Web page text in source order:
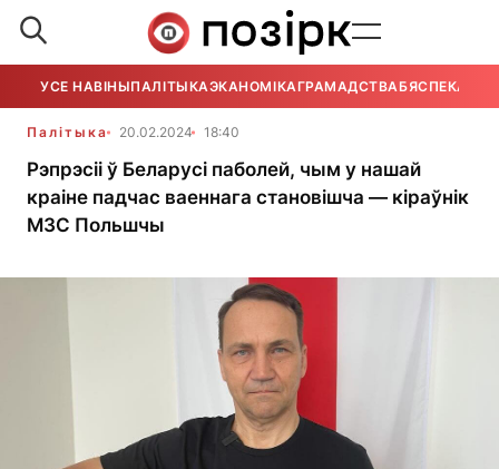
УСЕ НАВІНЫПАЛІТЫКАЭКАНОМІКАГРАМАДСТВАБЯСПЕКА
Палітыка 20.02.2024 18:40
Рэпрэсіі ў Беларусі паболей, чым у нашай
краіне падчас ваеннага становішча — кіраўнік
МЗС Польшчы